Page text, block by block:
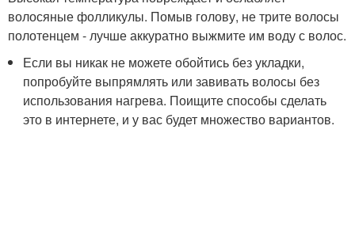
волосяные фолликулы. Помыв голову, не трите волосы
полотенцем - лучше аккуратно выжмите им воду с волос.
Если вы никак не можете обойтись без укладки,
попробуйте выпрямлять или завивать волосы без
использования нагрева. Поищите способы сделать
это в интернете, и у вас будет множество вариантов.